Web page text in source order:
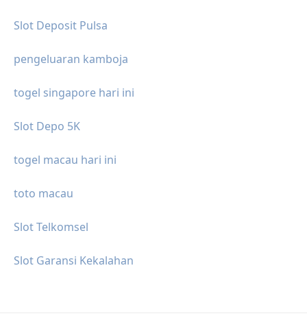
Slot Deposit Pulsa
pengeluaran kamboja
togel singapore hari ini
Slot Depo 5K
togel macau hari ini
toto macau
Slot Telkomsel
Slot Garansi Kekalahan